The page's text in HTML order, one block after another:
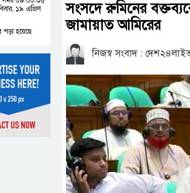
সংসদে রুমিনের
জামায়াত আমিরের
নিজস্ব সংবাদ :
১৯ এপ্রিল
পড়া হয়েছে